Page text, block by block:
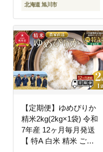
_05548
北海道 旭川市
【定期便】ゆめぴりか
精米2kg(2kg×1袋) 令和
7年産 12ヶ月毎月発送
【 特A 白米 精米 ご飯